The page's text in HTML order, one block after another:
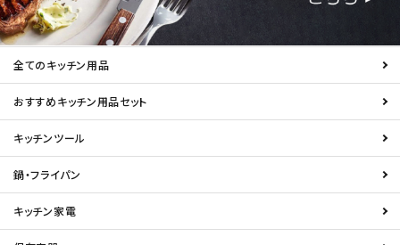
全てのキッチン用品
おすすめキッチン用品セット
キッチンツール
鍋・フライパン
キッチン家電